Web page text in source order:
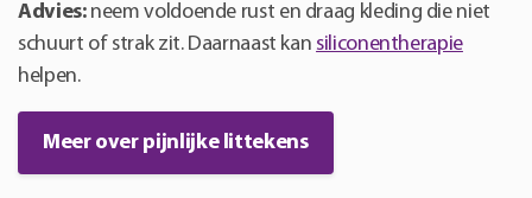
Advies:neem voldoende rust en draag kleding die niet
schuurt of strak zit. Daarnaast kan siliconentherapie
helpen.
Meer over pijnlijke littekens